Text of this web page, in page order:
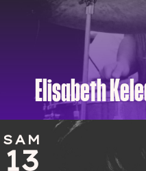
Elisabeth
SAM
13
SAM
13